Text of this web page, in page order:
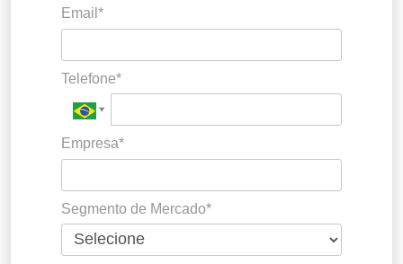
Email*
Telefone*
Empresa*
Segmento de Mercado*